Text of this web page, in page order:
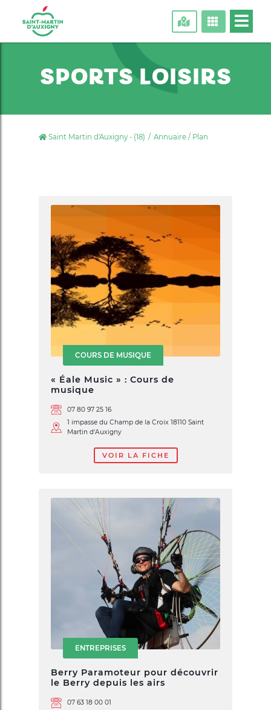
SPORTS LOISIRS
Saint Martin d'Auxigny - (18) Annuaire / Plan
COURS DE MUSIQUE
« Éale Music » : Cours de
musique
07 80 97 25 16
1 impasse du Champ de la Croix 18110 Saint
Martin d'Auxigny
VOIR LA FICHE
ENTREPRISES
Berry Paramoteur pour découvrir
le Berry depuis les airs
07 63 18 00 01